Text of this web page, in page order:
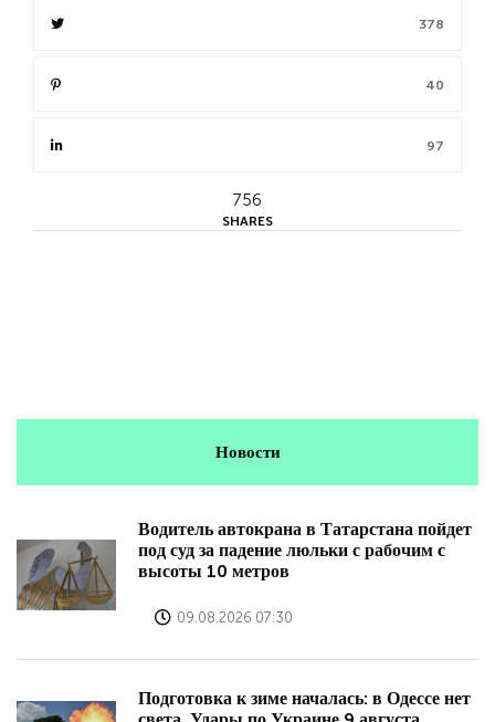
378
40
97
756
SHARES
Новости
Водитель автокрана в Татарстана пойдет
под суд за падение люльки с рабочим с
высоты 10 метров
09.08.2026 07:30
Подготовка к зиме началась: в Одессе нет